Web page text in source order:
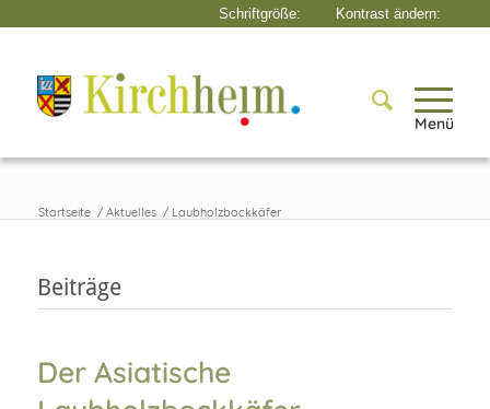
Menü
Startseite / Aktuelles / Laubholzbockkäfer
Beiträge
Der Asiatische